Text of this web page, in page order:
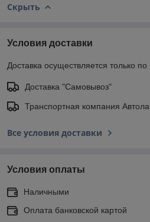
Скрыть
Условия доставки
Доставка осуществляется только по
Доставка "Самовывоз"
Транспортная компания
Все условия доставки
Условия оплаты
Наличными
Оплата банковской картой